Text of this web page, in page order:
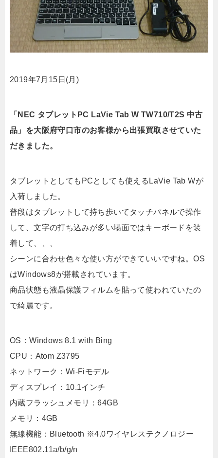
2019年7月15日(月)
「NEC タブレットPC LaVie Tab W TW710/T2S 中古
品」を大阪府守口市のお客様から出張買取させていた
だきました。
タブレットとしてもPCとしても使えるLaVie Tab Wが
入荷しました。
普段はタブレットして持ち歩いてタッチパネルで操作
して、文字の打ち込みが多い場面ではキーボードを装
着して、、、
シーンに合わせ色々な使い方ができていいですね。OS
はWindows8が搭載されています。
商品状態も液晶保護フィルムを貼って使われていたの
で綺麗です。
OS：Windows 8.1 with Bing
CPU：Atom Z3795
ネットワーク：Wi-Fiモデル
ディスプレイ：10.1インチ
内蔵フラッシュメモリ：64GB
メモリ：4GB
無線機能：Bluetooth ※4.0ワイヤレステクノロジー
IEEE802.11a/b/g/n